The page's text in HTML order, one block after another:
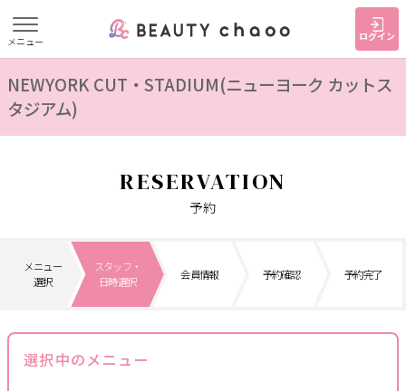
メニュー ログイン
すでに会員の方
ログイン
はじめてご利用の方
リラク・整体
スクール・
トレーニング
サービス
NEWYORK CUT・STADIUM(ニューヨーク カットス
タジアム)
RESERVATION
予約
メニュー
選択
スタッフ・
日時選択
会員情報 予約確認 予約完了
選択中のメニュー